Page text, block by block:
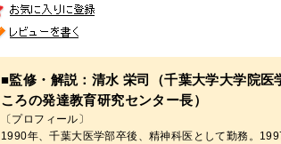
■監修・解説：清水 栄司（千葉大学大学院
ころの発達教育研究センター長）
〔プロフィール〕
1990年、千葉大医学部卒後、精神科医として勤務。